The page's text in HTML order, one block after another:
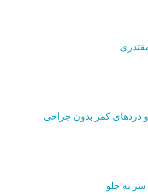
دردهای کمر بدون جراحی
به جلو